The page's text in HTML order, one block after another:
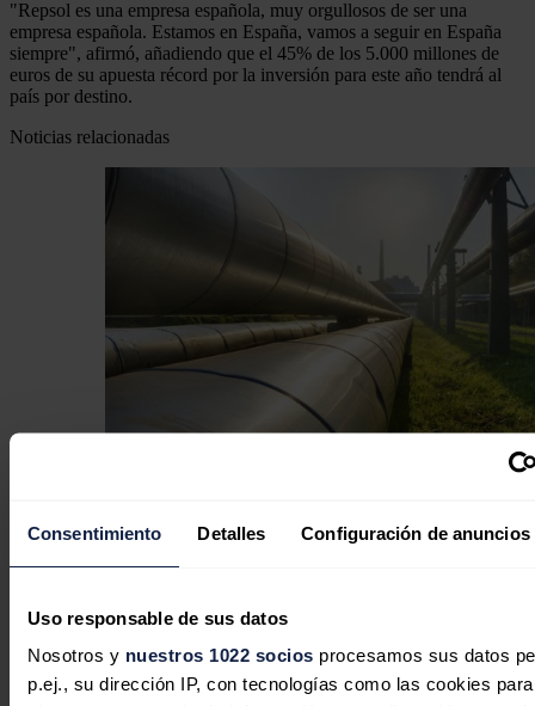
Consentimiento Detalles Configuración de anuncios
Uso responsable de sus datos
Nosotros y nuestros 1022 socios procesamos sus datos
p.ej., su dirección IP, con tecnologías como las cookies para
"Repsol es una empresa española, muy orgullosos de ser una
empresa española. Estamos en España, vamos a seguir en España
siempre", afirmó, añadiendo que el 45% de los 5.000 millones de
euros de su apuesta récord por la inversión para este año tendrá al
país por destino.
Noticias relacionadas
España supera ya el 70 % de reservas
de gas pero los combustibles siguen
tensionados
Redacción07/08/2026